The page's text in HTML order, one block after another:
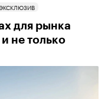
для рынка
не только